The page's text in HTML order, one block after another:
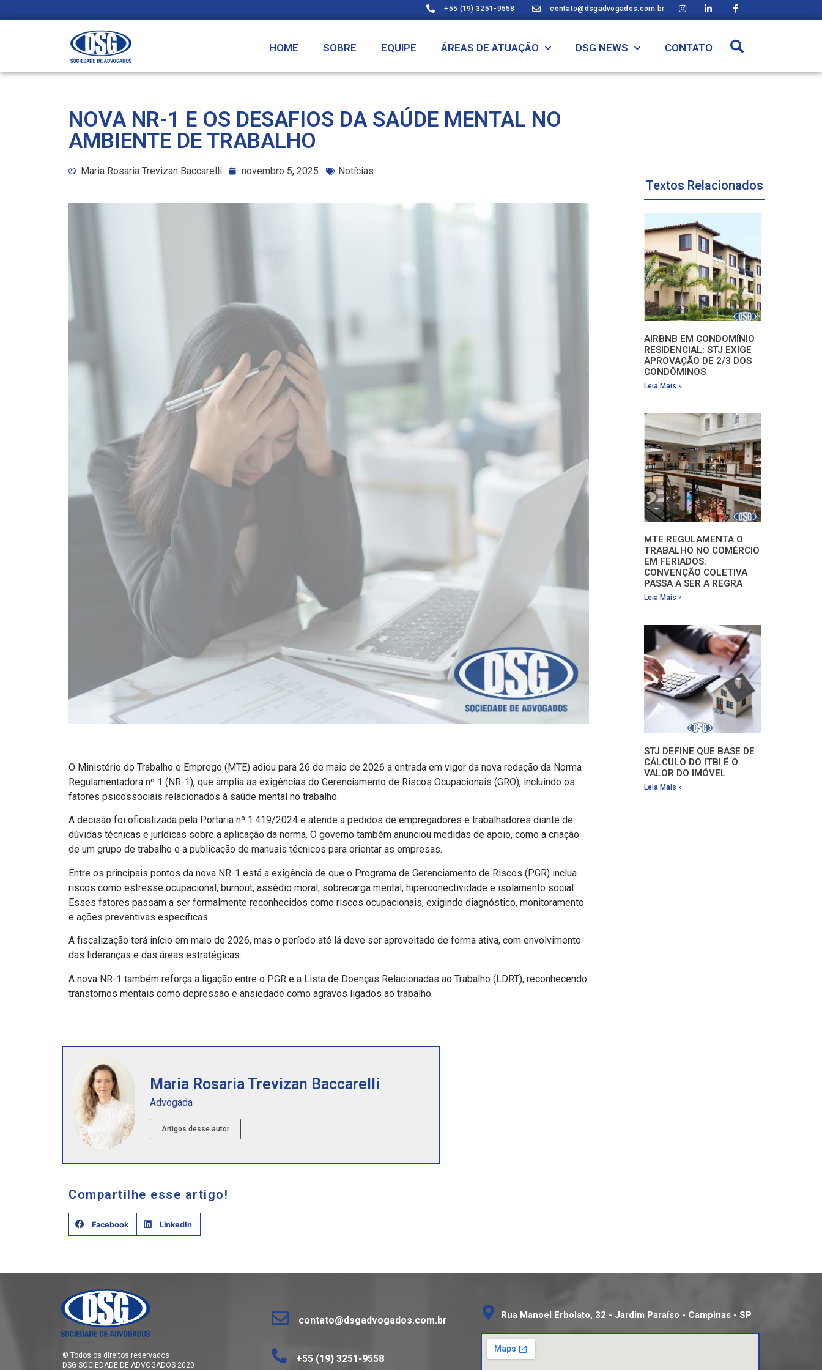
+55 (19) 3251-9558 contato@dsgadvogados.com.br
HOME SOBRE EQUIPE ÁREAS DE ATUAÇÃO DSG NEWS CONTATO
NOVA NR-1 E OS DESAFIOS DA SAÚDE MENTAL NO
AMBIENTE DE TRABALHO
Maria Rosaria Trevizan Baccarelli novembro 5, 2025 Notícias
O Ministério do Trabalho e Emprego (MTE) adiou para 26 de maio de 2026 a entrada em vigor da nova redação da Norma
Regulamentadora nº 1 (NR-1), que amplia as exigências do Gerenciamento de Riscos Ocupacionais (GRO), incluindo os
fatores psicossociais relacionados à saúde mental no trabalho.
A decisão foi oficializada pela Portaria nº 1.419/2024 e atende a pedidos de empregadores e trabalhadores diante de
dúvidas técnicas e jurídicas sobre a aplicação da norma. O governo também anunciou medidas de apoio, como a criação
de um grupo de trabalho e a publicação de manuais técnicos para orientar as empresas.
Entre os principais pontos da nova NR-1 está a exigência de que o Programa de Gerenciamento de Riscos (PGR) inclua
riscos como estresse ocupacional, burnout, assédio moral, sobrecarga mental, hiperconectividade e isolamento social.
Esses fatores passam a ser formalmente reconhecidos como riscos ocupacionais, exigindo diagnóstico, monitoramento
e ações preventivas específicas.
A fiscalização terá início em maio de 2026, mas o período até lá deve ser aproveitado de forma ativa, com envolvimento
das lideranças e das áreas estratégicas.
A nova NR-1 também reforça a ligação entre o PGR e a Lista de Doenças Relacionadas ao Trabalho (LDRT), reconhecendo
transtornos mentais como depressão e ansiedade como agravos ligados ao trabalho.
Textos Relacionados
AIRBNB EM CONDOMÍNIO
RESIDENCIAL: STJ EXIGE
APROVAÇÃO DE 2/3 DOS
CONDÔMINOS
Leia Mais »
MTE REGULAMENTA O
TRABALHO NO COMÉRCIO
EM FERIADOS:
CONVENÇÃO COLETIVA
PASSA A SER A REGRA
Leia Mais »
STJ DEFINE QUE BASE DE
CÁLCULO DO ITBI É O
VALOR DO IMÓVEL
Leia Mais »
Maria Rosaria Trevizan Baccarelli
Advogada
Artigos desse autor
Compartilhe esse artigo!
Facebook LinkedIn
© Todos os direitos reservados
DSG SOCIEDADE DE ADVOGADOS 2020
contato@dsgadvogados.com.br
+55 (19) 3251-9558
Rua Manoel Erbolato, 32 - Jardim Paraíso - Campinas - SP